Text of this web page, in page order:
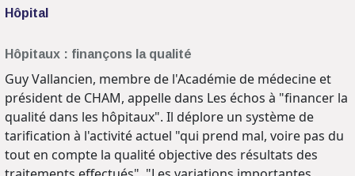
Hôpital
Hôpitaux : finançons la qualité
Guy Vallancien, membre de l'Académie de médecine et
président de CHAM, appelle dans Les échos à "financer la
qualité dans les hôpitaux". Il déplore un système de
tarification à l'activité actuel "qui prend mal, voire pas du
tout en compte la qualité objective des résultats des